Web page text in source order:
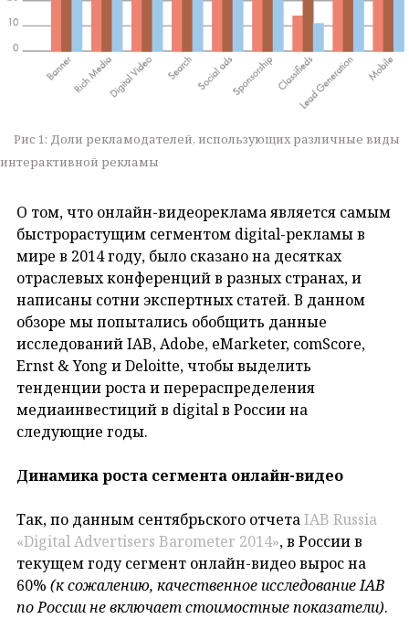
Рис 1: Доли рекламодателей, использующих различные виды
интерактивной рекламы
О том, что онлайн-видеореклама является самым
быстрорастущим сегментом digital-рекламы в
мире в 2014 году, было сказано на десятках
отраслевых конференций в разных странах, и
написаны сотни экспертных статей. В данном
обзоре мы попытались обобщить данные
исследований IAB, Adobe, eMarketer, comScore,
Ernst & Yong и Deloitte, чтобы выделить
тенденции роста и перераспределения
медиаинвестиций в digital в России на
следующие годы.
Динамика роста сегмента онлайн-видео
Так, по данным сентябрьского отчетаIAB Russia
«Digital Advertisers Barometer 2014», в России в
текущем году сегмент онлайн-видео вырос на
60% (к сожалению, качественное исследование IAB
по России не включает стоимостные показатели).